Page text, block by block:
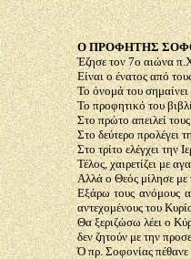
Ο ΠΡΟΦΗΤΗΣ
Έζησε τον 7ο αιώνα
Είναι ο ένατος από
Το όνομά του σημαίνει
Το προφητικό του
Στο πρώτο απειλεί
Στο δεύτερο προλέγει
Στο τρίτο ελέγχει την
Τέλος, χαιρετίζει με
Αλλά ο Θεός μίλησε με
Εξάρω τους ανόμους
αντεχομένους του
Θα ξεριζώσω λέει ο
δεν ζητούν με την
Ό πρ. Σοφονίας πέθανε